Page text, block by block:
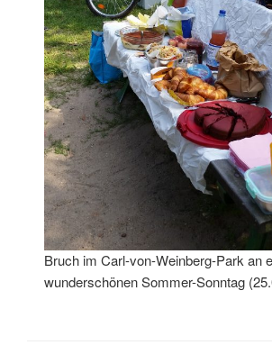
Bruch im Carl-von-Weinberg-Park an
wunderschönen Sommer-Sonntag